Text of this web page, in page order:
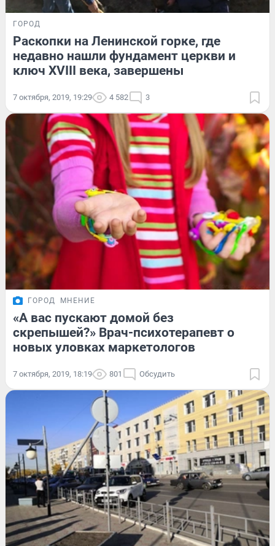
ГОРОД
Раскопки на Ленинской горке, где
недавно нашли фундамент церкви и
ключ XVIII века, завершены
7 октября, 2019, 19:29 4 582 3
ГОРОД МНЕНИЕ
«А вас пускают домой без
скрепышей?» Врач-психотерапевт о
новых уловках маркетологов
7 октября, 2019, 18:19 801 Обсудить